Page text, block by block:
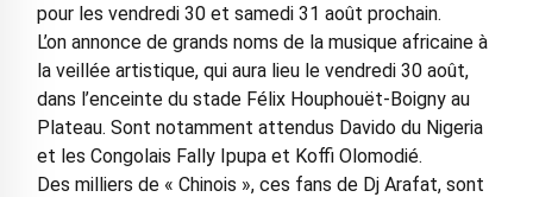
pour les vendredi 30 et samedi 31 août prochain.
L’on annonce de grands noms de la musique africaine à
la veillée artistique, qui aura lieu le vendredi 30 août,
dans l’enceinte du stade Félix Houphouët-Boigny au
Plateau. Sont notamment attendus Davido du Nigeria
et les Congolais Fally Ipupa et Koffi Olomodié.
Des milliers de « Chinois », ces fans de Dj Arafat, sont